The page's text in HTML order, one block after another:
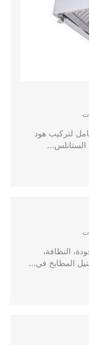
لتركيب هود
الستانلس…
النظافة،
المطابخ في…